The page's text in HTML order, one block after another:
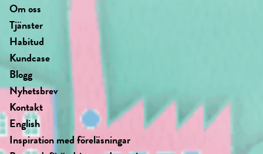
Om oss
Tjänster
Habitud
Kundcase
Blogg
Nyhetsbrev
Kontakt
English
Inspiration med föreläsningar